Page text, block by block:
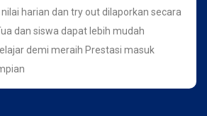
harian dan try out dilaporkan secara
dan siswa dapat lebih mudah
demi meraih Prestasi masuk